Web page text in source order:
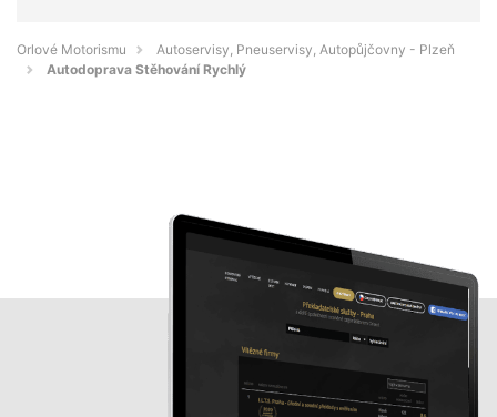
Orlové Motorismu
Autoservisy, Pneuservisy, Autopůjčovny - Plzeň
Autodoprava Stěhování Rychlý